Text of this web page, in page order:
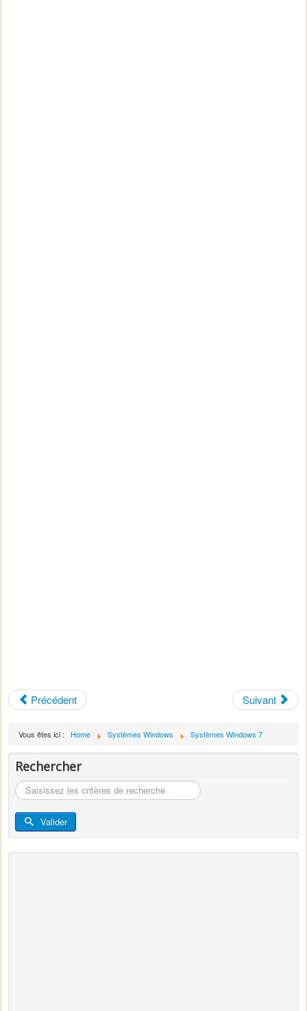
Précédent Suivant
Vous êtes ici : Home Systèmes Windows Systèmes Windows 7
Rechercher
Rechercher
Valider